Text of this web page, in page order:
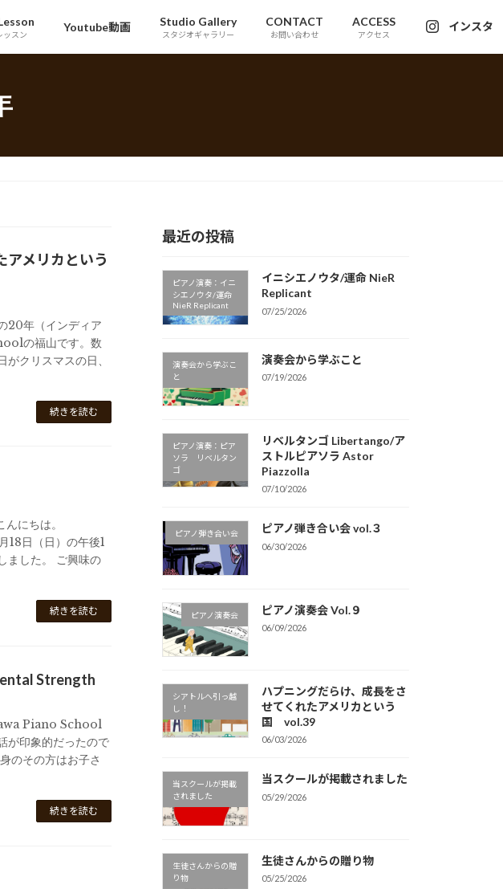
ッスン
Youtube動画 Studio Gallery
スタジオギャラリー
CONTACT
お問い合わせ
ACCESS
アクセス
インスタ
アメリカという
20年（インディア
の福山です。数
クリスマスの日、
続きを読む
にちは。
日（日）の午後1
ました。 ご興味の
続きを読む
Strength
Piano School
が印象的だったので
のその方はお子さ
続きを読む
最近の投稿
ピアノ演奏：イニ
シエノウタ/運命
NieR Replicant
イニシエノウタ/運命 NieR
Replicant
07/25/2026
演奏会から学ぶこ
と
演奏会から学ぶこと
07/19/2026
ピアノ演奏：ピア
ソラ リベルタン
ゴ
リベルタンゴ Libertango/ア
ストルピアソラ Astor
Piazzolla
07/10/2026
ピアノ弾き合い会 ピアノ弾き合い会 vol.３
06/30/2026
ピアノ演奏会 ピアノ演奏会 Vol.９
06/09/2026
シアトルへ引っ越
し！
ハプニングだらけ、成長をさ
せてくれたアメリカという
国 vol.39
06/03/2026
当スクールが掲載
されました
当スクールが掲載されました
05/29/2026
生徒さんからの贈
り物
生徒さんからの贈り物
05/25/2026